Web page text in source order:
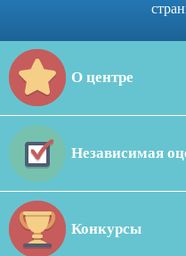
О центре
Независимая
Конкурсы